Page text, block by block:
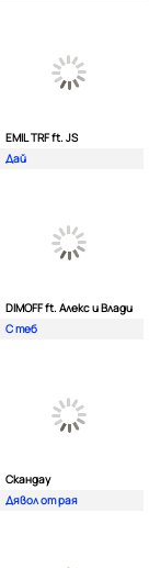
EMIL TRF ft. JS
Дай
DIMOFF ft. Алекс и Влади
С теб
Скандау
Дявол от рая